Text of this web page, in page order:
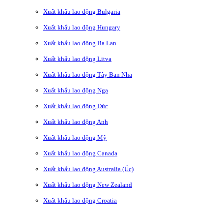
Xuất khẩu lao động Bulgaria
Xuất khẩu lao động Hungary
Xuất khẩu lao động Ba Lan
Xuất khẩu lao động Litva
Xuất khẩu lao động Tây Ban Nha
Xuất khẩu lao động Nga
Xuất khẩu lao động Đức
Xuất khẩu lao động Anh
Xuất khẩu lao động Mỹ
Xuất khẩu lao động Canada
Xuất khẩu lao động Australia (Úc)
Xuất khẩu lao động New Zealand
Xuất khẩu lao động Croatia